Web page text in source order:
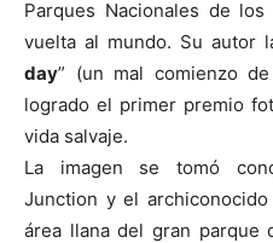
Parques Nacionales de
vuelta al mundo. Su autor
day” (un mal comienzo
logrado el primer premio
vida salvaje.
La imagen se tomó
Junction y el
área llana del gran parque